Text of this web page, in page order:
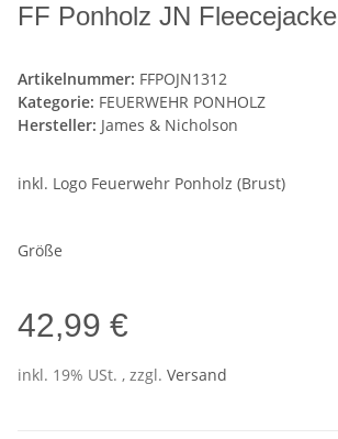
FF Ponholz JN Fleecejacke
Artikelnummer: FFPOJN1312
Kategorie: FEUERWEHR PONHOLZ
Hersteller: James & Nicholson
inkl. Logo Feuerwehr Ponholz (Brust)
Größe
42,99 €
inkl. 19% USt. , zzgl. Versand